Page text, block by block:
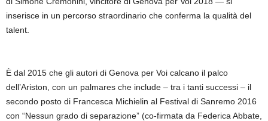
inserisce in un percorso straordinario che conferma la qualità del
talent.
È dal 2015 che gli autori di Genova per Voi calcano il palco
dell’Ariston, con un palmares che include – tra i tanti successi – il
secondo posto di Francesca Michielin al Festival di Sanremo 2016
con “Nessun grado di separazione” (co-firmata da Federica Abbate,